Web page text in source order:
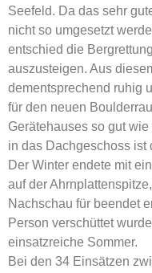
Seefeld. Da das sehr
nicht so umgesetzt
entschied die
auszusteigen. Aus
dementsprechend ruhig
für den neuen
Gerätehauses so gut
in das Dachgeschoss ist
Der Winter endete mit
auf der
Nachschau für beendet
Person verschüttet
einsatzreiche Sommer.
Bei den 34 Einsätzen